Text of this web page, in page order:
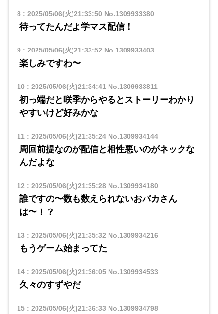
8: 2025/05/06(火)21:33:50 No.1309933380
待ってたんだよ学マス配信！
9: 2025/05/06(火)21:33:52 No.1309933403
楽しみですわ〜
10 : 2025/05/06(火)21:34:41 No.1309933811
初っ端だと咲季からやるとストーリーわかり
やすいけど好みかな
11 : 2025/05/06(火)21:35:24No.1309934144
周回前提なのが配信と相性悪いのがネックな
んだよな
12 : 2025/05/06(火)21:35:28No.1309934180
誰ですの〜数も数えられないおバカさん
は〜！？
13 : 2025/05/06(火)21:35:32 No.1309934216
もうゲーム始まってた
14: 2025/05/06(火)21:36:05No.1309934533
久々のすずやだ
15: 2025/05/06(火)21:36:33 No.1309934798